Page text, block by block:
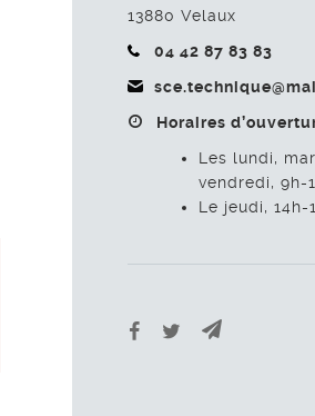
13880 Velaux
04 42 87 83 83
Horaires
Les lundi,
vendredi, 9h-
Le jeudi, 14h-
Partager sur
Partager sur
Envoyer